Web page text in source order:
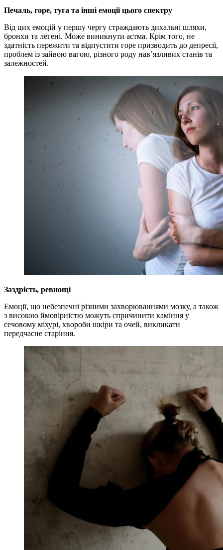
Печаль, горе, туга та інші емоції цього спектру
Від цих емоцій у першу чергу страждають дихальні шляхи,
бронхи та легені. Може виникнути астма. Крім того, не
здатність пережити та відпустити горе призводить до депресії,
проблем із зайвою вагою, різного роду нав’язливих станів та
залежностей.
Заздрість, ревнощі
Емоції, що небезпечні різними захворюваннями мозку, а також
з високою ймовірністю можуть спричинити каміння у
сечовому міхурі, хвороби шкіри та очей, викликати
передчасне старіння.